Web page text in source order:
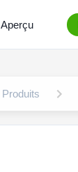
Aperçu
Produits